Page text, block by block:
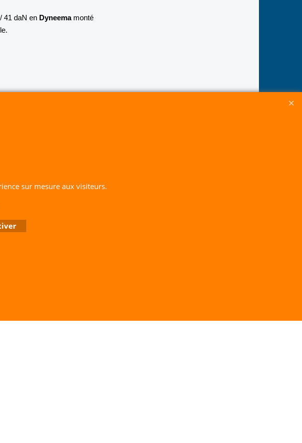
41 daN en Dyneemamonté
ShopFactory
sur mesure aux visiteurs.